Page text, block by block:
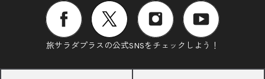
旅サラダプラスの公式SNSをチェックしよう！